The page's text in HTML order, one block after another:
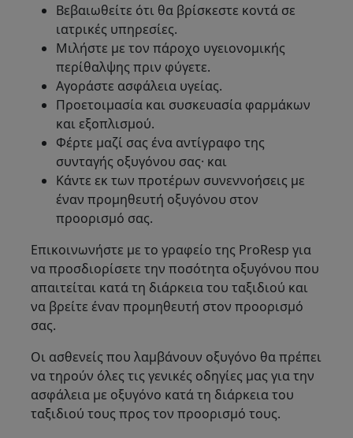
Βεβαιωθείτε ότι θα βρίσκεστε κοντά σε
ιατρικές υπηρεσίες.
Μιλήστε με τον πάροχο υγειονομικής
περίθαλψης πριν φύγετε.
Αγοράστε ασφάλεια υγείας.
Προετοιμασία και συσκευασία φαρμάκων
και εξοπλισμού.
Φέρτε μαζί σας ένα αντίγραφο της
συνταγής οξυγόνου σας· και
Κάντε εκ των προτέρων συνεννοήσεις με
έναν προμηθευτή οξυγόνου στον
προορισμό σας.
Επικοινωνήστε με το γραφείο της ProResp για
να προσδιορίσετε την ποσότητα οξυγόνου που
απαιτείται κατά τη διάρκεια του ταξιδιού και
να βρείτε έναν προμηθευτή στον προορισμό
σας.
Οι ασθενείς που λαμβάνουν οξυγόνο θα πρέπει
να τηρούν όλες τις γενικές οδηγίες μας για την
ασφάλεια με οξυγόνο κατά τη διάρκεια του
ταξιδιού τους προς τον προορισμό τους.